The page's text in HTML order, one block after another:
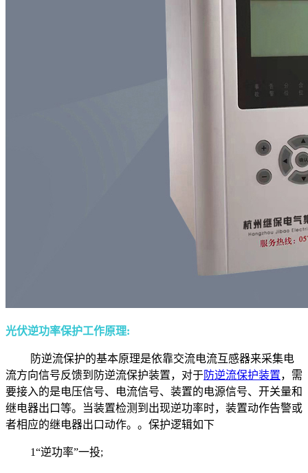
光伏逆功率保护工作原理:
防逆流保护的基本原理是依靠交流电流互感器来采集电
流方向信号反馈到防逆流保护装置，对于防逆流保护装置，需
要接入的是电压信号、电流信号、装置的电源信号、开关量和
继电器出口等。当装置检测到出现逆功率时，装置动作告警或
者相应的继电器出口动作。。保护逻辑如下
1“逆功率”一投;